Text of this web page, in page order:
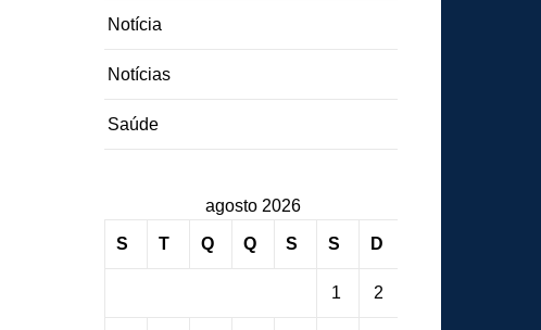
Notícia
Notícias
Saúde
agosto 2026
S T Q Q S S D
1 2